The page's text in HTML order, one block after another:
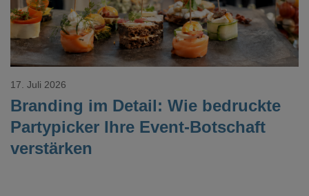
Branding im Detail: Wie bedruckte
Partypicker Ihre Event-Botschaft
verstärken
17. Juli 2026